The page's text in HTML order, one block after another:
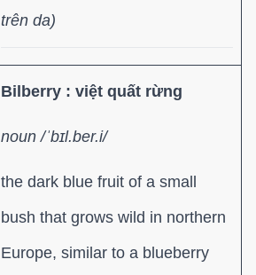
trên da)
Bilberry : việt quất rừng
noun /ˈbɪl.ber.i/
the dark blue fruit of a small
bush that grows wild in northern
Europe, similar to a blueberry